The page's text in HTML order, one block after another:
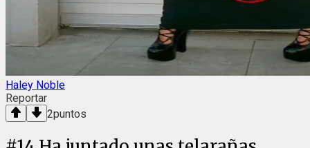
Haley Noble
Reportar
2puntos